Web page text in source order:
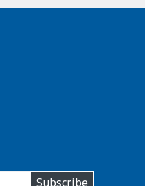
Subscribe